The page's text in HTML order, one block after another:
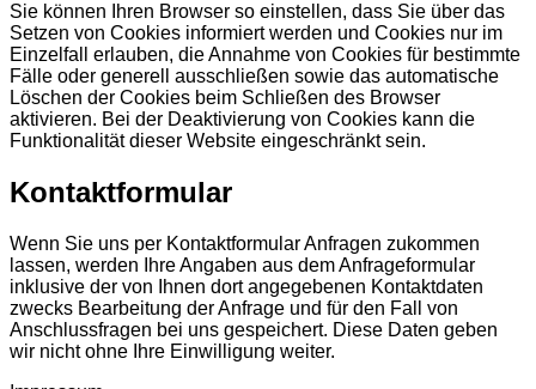
Sie können Ihren Browser so einstellen, dass Sie über das
Setzen von Cookies informiert werden und Cookies nur im
Einzelfall erlauben, die Annahme von Cookies für bestimmte
Fälle oder generell ausschließen sowie das automatische
Löschen der Cookies beim Schließen des Browser
aktivieren. Bei der Deaktivierung von Cookies kann die
Funktionalität dieser Website eingeschränkt sein.
Kontaktformular
Wenn Sie uns per Kontaktformular Anfragen zukommen
lassen, werden Ihre Angaben aus dem Anfrageformular
inklusive der von Ihnen dort angegebenen Kontaktdaten
zwecks Bearbeitung der Anfrage und für den Fall von
Anschlussfragen bei uns gespeichert. Diese Daten geben
wir nicht ohne Ihre Einwilligung weiter.